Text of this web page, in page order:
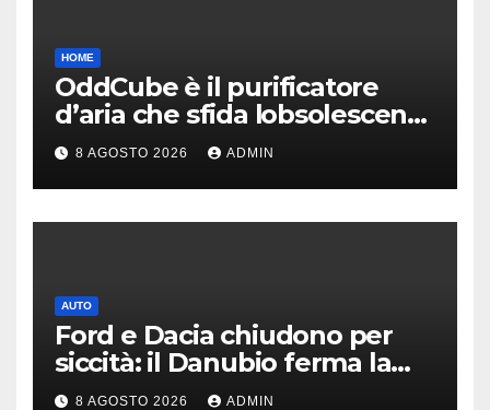
HOME
OddCube è il purificatore
d’aria che sfida lobsolescenza
programmata
8 AGOSTO 2026 ADMIN
AUTO
Ford e Dacia chiudono per
siccità: il Danubio ferma la
produzione auto
8 AGOSTO 2026 ADMIN